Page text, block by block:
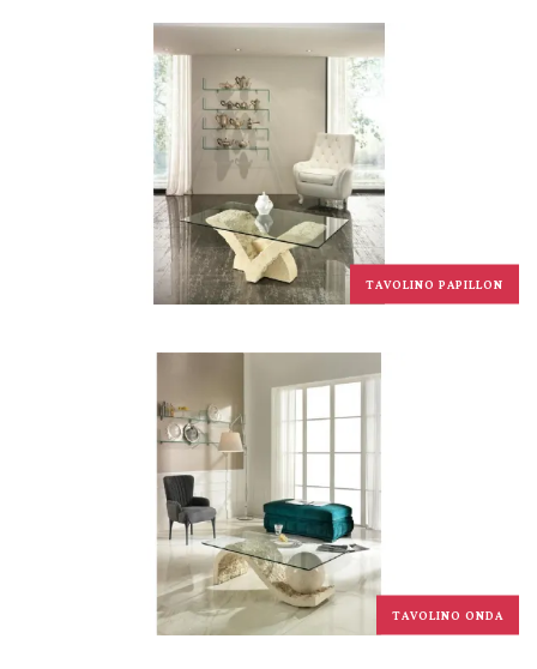
TAVOLINO PAPILLON
TAVOLINO ONDA